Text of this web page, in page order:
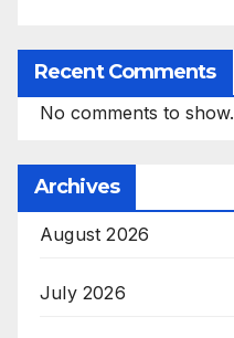
Recent Comments
No comments to show.
Archives
August 2026
July 2026